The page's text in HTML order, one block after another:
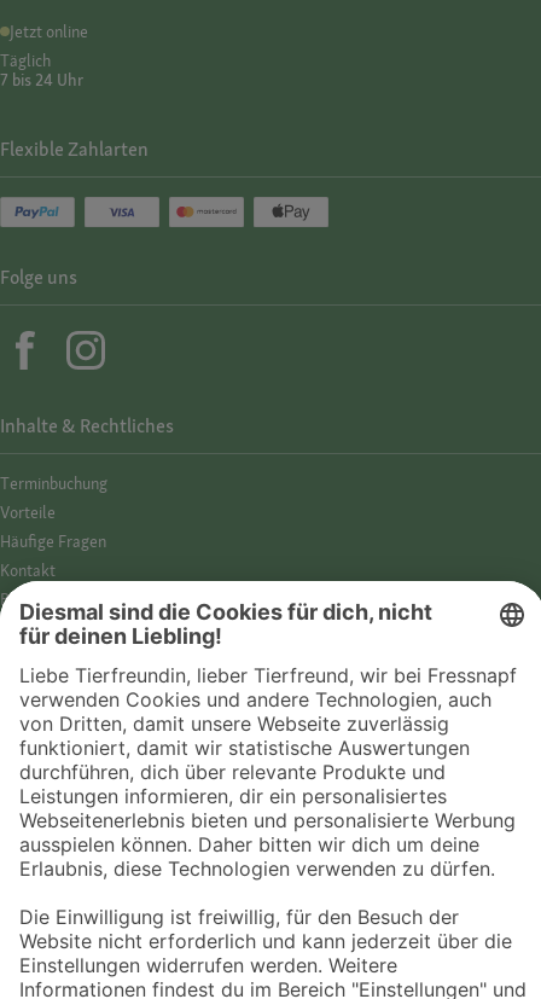
Jetzt online
Täglich
7 bis 24 Uhr
© 2026 Fressnapf Tiernahrungs GmbH
Inhalte & Rechtliches
Termin­buchung
Vorteile
Häufige Fragen
Kontakt
Barrierefreiheit
Impressum
Cookies
AGB
Entdecke Fressnapf
Tierversicherung
GPS-Tracker
Online-Shop
Flexible Zahlarten
Folge uns